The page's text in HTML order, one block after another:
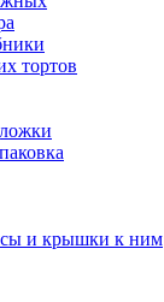
тортов
и крышки к ним